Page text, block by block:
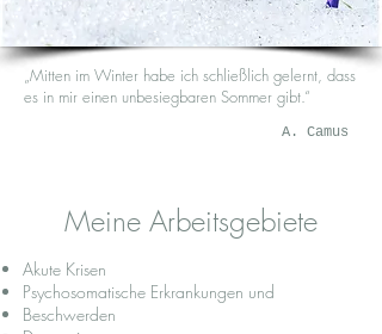
„Mitten im Winter habe ich schließlich gelernt, dass
es in mir einen unbesiegbaren Sommer gibt.“
A. Camus
Meine Arbeitsgebiete
Akute Krisen
Psychosomatische Erkrankungen und
Beschwerden